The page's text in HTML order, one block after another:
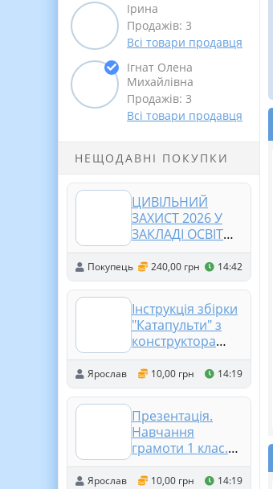
Ірина
Продажів: 3
Всі товари продавця
Ігнат Олена
Михайлівна
Продажів: 3
Всі товари продавця
НЕЩОДАВНІ ПОКУПКИ
ЦИВІЛЬНИЙ
ЗАХИСТ 2026 У
ЗАКЛАДІ ОСВІТИ.
ОРГАНІЗАЦІЯ та
ЗАБЕЗПЕЧЕННЯ
ЦИВІЛЬНОГО
ПАПОК)
Покупець 240,00 грн 14:42
Інструкція збірки
"Катапульти" з
конструктора
Lego
Ярослав 10,00 грн 14:19
Презентація.
Навчання
грамоти 1 клас.
Мовні ігри
Ярослав 10,00 грн 14:19